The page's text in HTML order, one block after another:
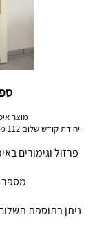
מוצר
יחידת קודש שלום 112 מורכבת מ- 2 יחידות בסיס , מרחק מסגרת בין היחידות 10 ס"מ
מספר
ניתן בתוספת